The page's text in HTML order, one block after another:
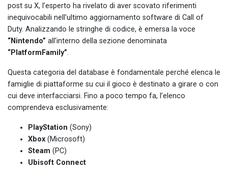
post su X, l’esperto ha rivelato di aver scovato riferimenti
inequivocabili nell’ultimo aggiornamento software di Call of
Duty. Analizzando le stringhe di codice, è emersa la voce
“Nintendo” all’interno della sezione denominata
“PlatformFamily”.
Questa categoria del database è fondamentale perché elenca le
famiglie di piattaforme su cui il gioco è destinato a girare o con
cui deve interfacciarsi. Fino a poco tempo fa, l’elenco
comprendeva esclusivamente:
PlayStation (Sony)
Xbox (Microsoft)
Steam (PC)
Ubisoft Connect